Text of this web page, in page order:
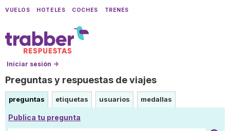
VUELOS HOTELES COCHES TRENES
Iniciar sesión →
Preguntas y respuestas de viajes
preguntas etiquetas usuarios medallas
Publica tu pregunta